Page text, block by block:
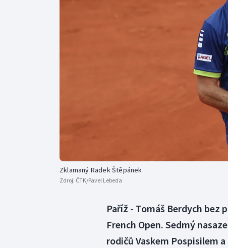
Zklamaný Radek Štěpánek
Zdroj: ČTK/Pavel Lebeda
Paříž - Tomáš Berdych
French Open. Sedmý
rodičů Vaskem Pospisilem